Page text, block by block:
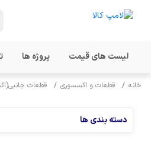
لیست های قیمت پروژه ها
خانه قطعات و اکسسوری قطعات
دسته بندی ها